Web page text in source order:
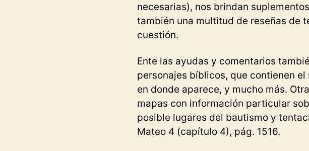
necesarias), nos brindan
también una multitud de reseñas de
cuestión.
Ente las ayudas y comentarios
personajes bíblicos, que contienen
en donde aparece, y mucho más.
mapas con información particular
posible lugares del bautismo y
Mateo 4 (capítulo 4), pág. 1516.